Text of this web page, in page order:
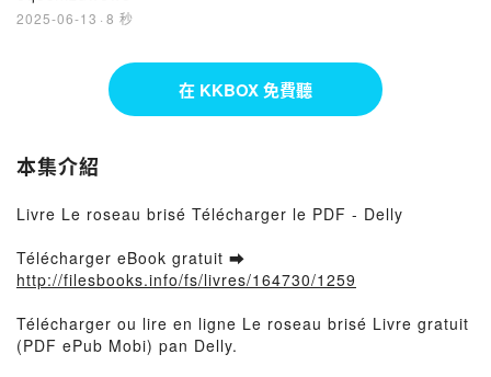
2025-06-13 · 8 秒
在 KKBOX 免費聽
本集介紹
Livre Le roseau brisé Télécharger le PDF - Delly
Télécharger eBook gratuit ➡
http://filesbooks.info/fs/livres/164730/1259
Télécharger ou lire en ligne Le roseau brisé Livre gratuit
(PDF ePub Mobi) pan Delly.